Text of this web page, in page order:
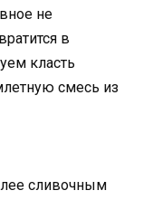
не
в
класть
смесь из
сливочным